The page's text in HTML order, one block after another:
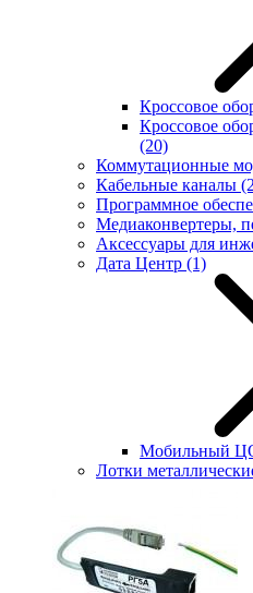
Кроссовое
Кроссовое
(20)
Коммутационные
Кабельные каналы
Программное
Медиаконвертеры,
Аксессуары для
Дата Центр (1)
Мобильный
Лотки